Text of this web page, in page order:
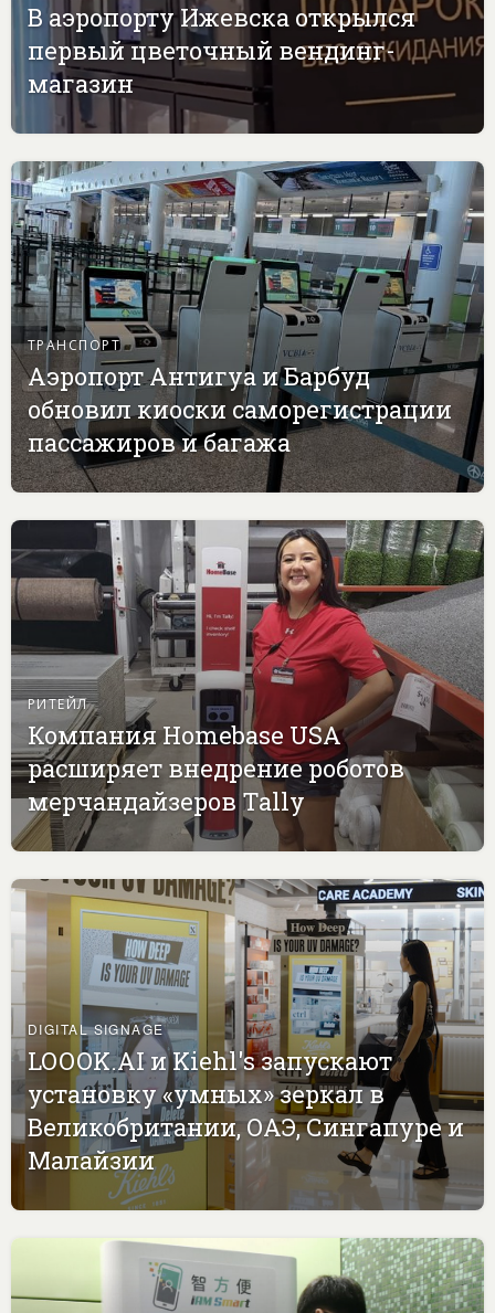
В аэропорту Ижевска открылся
первый цветочный вендинг-
магазин
ТРАНСПОРТ
Аэропорт Антигуа и Барбуд
обновил киоски саморегистрации
пассажиров и багажа
РИТЕЙЛ
Компания Homebase USA
расширяет внедрение роботов
мерчандайзеров Tally
DIGITAL SIGNAGE
LOOOK.AI и Kiehl's запускают
установку «умных» зеркал в
Великобритании, ОАЭ, Сингапуре и
Малайзии